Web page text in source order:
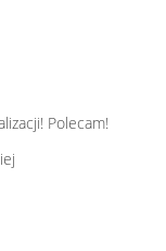
Polecam!